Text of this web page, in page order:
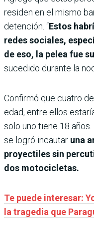
residen en el mismo
detención. “Estos
redes sociales,
de eso, la pelea fue
sucedido durante la
Confirmó que cuatro
edad, entre ellos
solo uno tiene 18
se logró incautar una
proyectiles sin
dos motocicletas.
Te puede interesar:
la tragedia que